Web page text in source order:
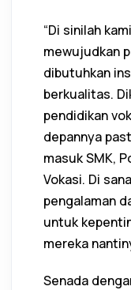
“Di sinilah
mewujudkan
dibutuhkan
berkualitas.
pendidikan
depannya
masuk SMK,
Vokasi. Di
pengalaman
untuk
mereka
Senada